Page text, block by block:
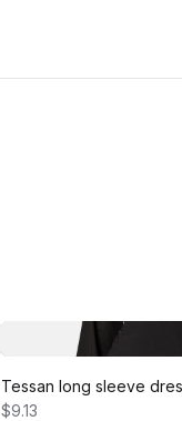
Tessan long sleeve
$9.13